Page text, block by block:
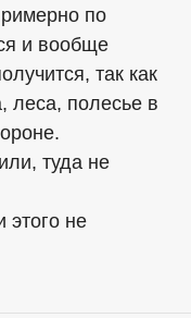
по
и вообще
так как
леса, полесье в
туда не
этого не